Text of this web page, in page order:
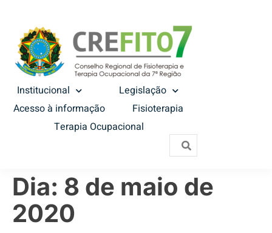
Institucional
Legislação
Acesso à informação
Fisioterapia
Terapia Ocupacional
Dia: 8 de maio de
2020